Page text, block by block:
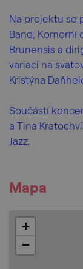
Na projektu se
Band, Komorní
Brunensis a
variací na
Kristýna
Součástí
a Tina
Jazz.
Mapa
+
−